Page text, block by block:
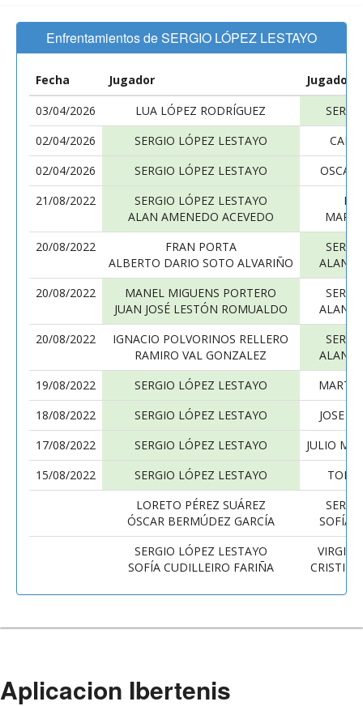
Enfrentamientos de SERGIO LÓPEZ LESTAYO
Fecha Jugador
Jugador
03/04/2026
LUA LÓPEZ RODRÍGUEZ
02/04/2026
SERGIO LÓPEZ LESTAYO
02/04/2026
SERGIO LÓPEZ LESTAYO
21/08/2022
SERGIO LÓPEZ LESTAYO
ALAN AMENEDO ACEVEDO
20/08/2022
FRAN PORTA
ALBERTO DARIO SOTO ALVARIÑO
ALAN
20/08/2022
MANEL MIGUENS PORTERO
JUAN JOSÉ LESTÓN ROMUALDO
ALAN
20/08/2022
IGNACIO POLVORINOS RELLERO
RAMIRO VAL GONZALEZ
ALAN
19/08/2022
SERGIO LÓPEZ LESTAYO
18/08/2022
SERGIO LÓPEZ LESTAYO
JOSE
17/08/2022
SERGIO LÓPEZ LESTAYO
JULIO
15/08/2022
SERGIO LÓPEZ LESTAYO
TONI
LORETO PÉREZ SUÁREZ
ÓSCAR BERMÚDEZ GARCÍA
SOFÍA
SERGIO LÓPEZ LESTAYO
SOFÍA CUDILLEIRO FARIÑA
Aplicacion Ibertenis